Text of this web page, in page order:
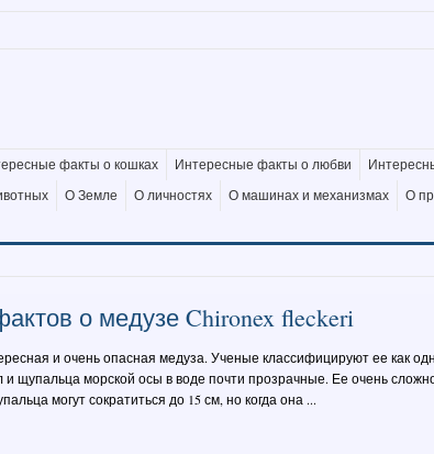
факты о кошках Интересные факты о любви
О Земле О личностях О машинах и механизмах О
о медузе Chironex fleckeri
и очень опасная медуза. Ученые классифицируют ее как
щупальца морской осы в воде почти прозрачные. Ее очень
могут сократиться до 15 см, но когда она ...